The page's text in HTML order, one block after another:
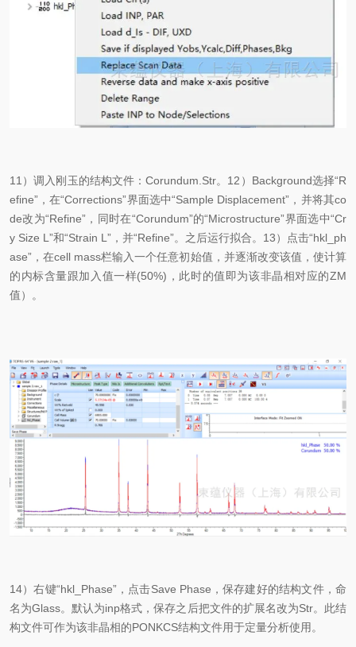
11）调入刚玉的结构文件：Corundum.Str。12）Background选择“R
efine”，在“Corrections”界面选中“Sample Displacement”，并将其co
de改为“Refine”，同时在“Corundum”的“Microstructure”界面选中“Cr
y Size L”和“Strain L”，并“Refine”。之后运行拟合。13）点击“hkl_ph
ase”，在cell mass栏输入一个任意初始值，并逐渐改变该值，使计算
的内标含量跟加入值一样(50%)，此时的值即为该非晶相对应的ZM
值）。
14）右键“hkl_Phase”，点击Save Phase，保存建好的结构文件，命
名为Glass。默认为inp格式，保存之后把文件的扩展名改为Str。此结
构文件可作为该非晶相的PONKCS结构文件用于定量分析使用。